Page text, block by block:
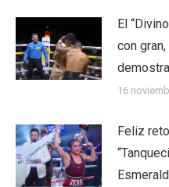
El
con
16
Feliz